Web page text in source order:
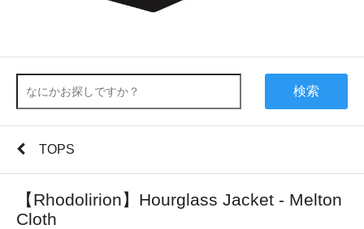
検索
TOPS
【Rhodolirion】Hourglass Jacket - Melton
Cloth